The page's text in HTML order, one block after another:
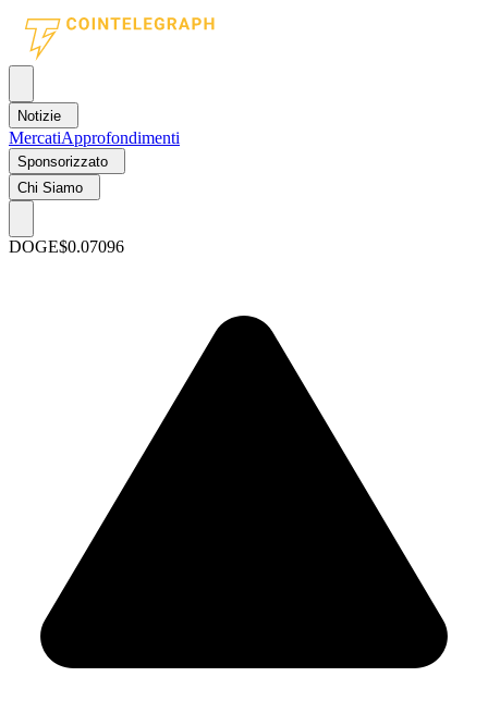
Notizie
MercatiApprofondimenti
Sponsorizzato
Chi Siamo
DOGE$0.07096